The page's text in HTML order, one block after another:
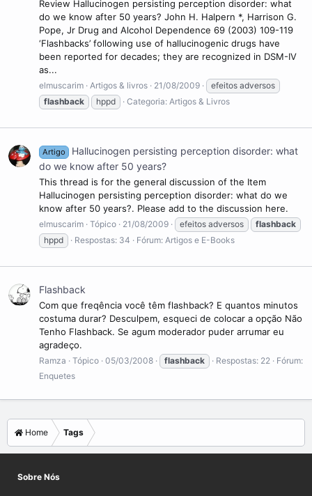
Review Hallucinogen persisting perception disorder: what
do we know after 50 years? John H. Halpern *, Harrison G.
Pope, Jr Drug and Alcohol Dependence 69 (2003) 109-119
‘Flashbacks’ following use of hallucinogenic drugs have
been reported for decades; they are recognized in DSM-IV
as...
elmuscarim Artigos & livros 21/08/2009
efeitos adversos
flashback
hppd Categoria: Artigos & Livros
Artigo
Hallucinogen persisting perception disorder: what
do we know after 50 years?
This thread is for the general discussion of the Item
Hallucinogen persisting perception disorder: what do we
know after 50 years?. Please add to the discussion here.
elmuscarim Tópico 21/08/2009 efeitos adversos
flashback
hppd
Respostas: 34 Fórum: Artigos e E-Books
Flashback
Com que freqência você têm flashback? E quantos minutos
costuma durar? Desculpem, esqueci de colocar a opção Não
Tenho Flashback. Se agum moderador puder arrumar eu
agradeço.
Ramza Tópico 05/03/2008 flashback Respostas: 22
Fórum:
Enquetes
Home Tags
Sobre Nós